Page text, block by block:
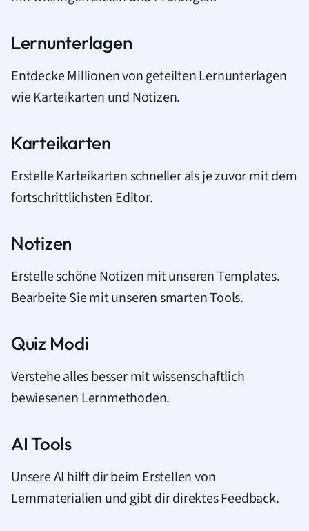
Lernunterlagen
Entdecke Millionen von geteilten Lernunterlagen
wie Karteikarten und Notizen.
Karteikarten
Erstelle Karteikarten schneller als je zuvor mit dem
fortschrittlichsten Editor.
Notizen
Erstelle schöne Notizen mit unseren Templates.
Bearbeite Sie mit unseren smarten Tools.
Quiz Modi
Verstehe alles besser mit wissenschaftlich
bewiesenen Lernmethoden.
AI Tools
Unsere AI hilft dir beim Erstellen von
Lernmaterialien und gibt dir direktes Feedback.